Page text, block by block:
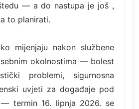
— a do nastupa je još ,
to planirati.
mijenjaju nakon službene
okolnostima — bolest
problemi, sigurnosna
uvjeti za događaje pod
termin 16. lipnja 2026. se